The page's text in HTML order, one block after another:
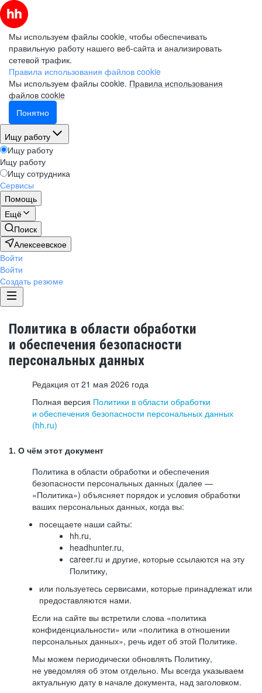
Мы используем файлы cookie, чтобы обеспечивать
правильную работу нашего веб-сайта и анализировать
сетевой трафик.
Правила использования файлов cookie
Мы используем файлы cookie. Правила использования
файлов cookie
Понятно
Ищу работу
Ищу работу
Ищу работу
Ищу сотрудника
Сервисы
Помощь
Ещё
Поиск
Алексеевское
Войти
Войти
Создать резюме
Политика в области обработки
и обеспечения безопасности
персональных данных
Редакция от 21 мая 2026 года
Полная версия Политики в области обработки
и обеспечения безопасности персональных данных
(hh.ru)
1. О чём этот документ
Политика в области обработки и обеспечения
безопасности персональных данных (далее —
«Политика») объясняет порядок и условия обработки
ваших персональных данных, когда вы:
посещаете наши сайты:
hh.ru,
headhunter.ru,
career.ru и другие, которые ссылаются на эту
Политику,
или пользуетесь сервисами, которые принадлежат или
предоставляются нами.
Если на сайте вы встретили слова «политика
конфиденциальности» или «политика в отношении
персональных данных», речь идет об этой Политике.
Мы можем периодически обновлять Политику,
не уведомляя об этом отдельно. Мы всегда указываем
актуальную дату в начале документа, над заголовком.